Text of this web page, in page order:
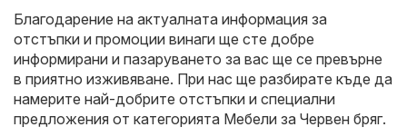
Благодарение на актуалната информация за
отстъпки и промоции винаги ще сте добре
информирани и пазаруването за вас ще се превърне
в приятно изживяване. При нас ще разбирате къде да
намерите най-добрите отстъпки и специални
предложения от категорията Мебели за Червен бряг.